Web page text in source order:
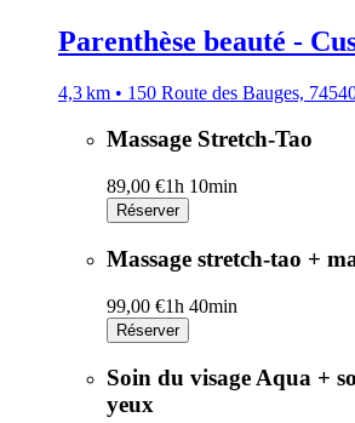
Parenthèse beauté -
4,3 km • 150 Route des Bauges,
Massage Stretch-Tao
89,00 €1h 10min
Réserver
Massage stretch-tao +
99,00 €1h 40min
Réserver
Soin du visage Aqua +
yeux